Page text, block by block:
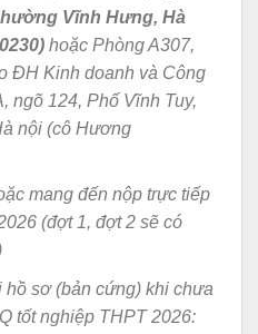
Vĩnh Hưng, Hà
hoặc Phòng A307,
ĐH Kinh doanh và Công
ngõ 124, Phố Vĩnh Tuy,
nội (cô Hương
mang đến nộp trực tiếp
(đợt 1, đợt 2 sẽ có
sơ (bản cứng) khi chưa
tốt nghiệp THPT 2026: